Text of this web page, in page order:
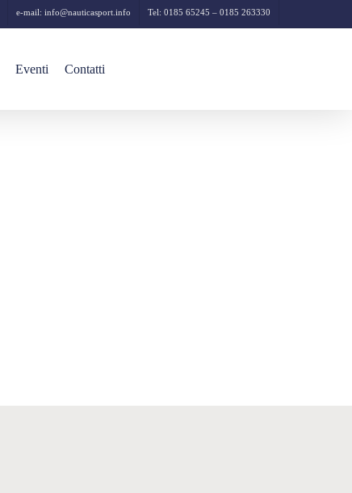
e-mail: info@nauticasport.info Tel: 0185 65245 – 0185 263330
Eventi Contatti